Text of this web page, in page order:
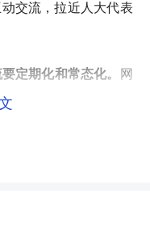
交流，拉近人大代表
定期化和常态化。 网
间智慧。在网上,可以